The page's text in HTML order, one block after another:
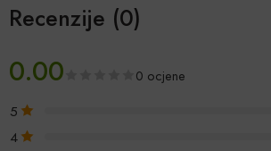
Recenzije (0)
0.00 0 ocjene
5
4